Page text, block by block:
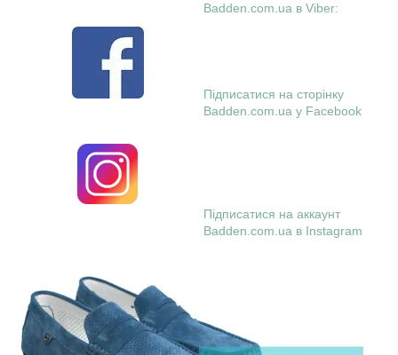
Badden.com.ua в Viber:
Підписатися на сторінку
Badden.com.ua у Facebook
Підписатися на аккаунт
Badden.com.ua в Instagram